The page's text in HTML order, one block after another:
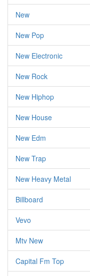
New
New Pop
New Electronic
New Rock
New Hiphop
New House
New Edm
New Trap
New Heavy Metal
Billboard
Vevo
Mtv New
Capital Fm Top